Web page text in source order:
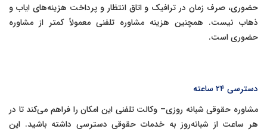
حضوری، صرف زمان در ترافیک و اتاق انتظار و پرداخت هزینه‌های ایاب و
ذهاب نیست. همچنین هزینه مشاوره تلفنی معمولاً کمتر از مشاوره
حضوری است.
دسترسی ۲۴ ساعته
مشاوره حقوقی شبانه روزی– وکالت تلفنی این امکان را فراهم می‌کند تا در
هر ساعت از شبانه‌روز به خدمات حقوقی دسترسی داشته باشید. این